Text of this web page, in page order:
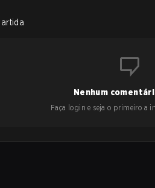
Nenhum
Faça login e seja o primeiro a